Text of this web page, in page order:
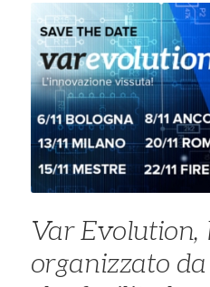
Var Evolution,
organizzato